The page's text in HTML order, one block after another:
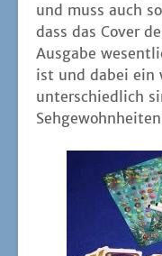
und muss auch
dass das Cover
Aus­ga­be
ist und dabei ein
unter­schied­lich